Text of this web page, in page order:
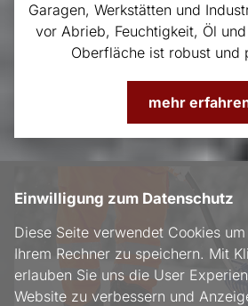
Garagen, Werkstätten und
vor Abrieb, Feuchtigkeit, Öl
Oberfläche ist robust und
mehr
Einwilligung zum Datenschutz
Diese Seite verwendet Cookies
Ihrem Rechner zu speichern. Mit
erlauben Sie uns die User
Website zu verbessern und